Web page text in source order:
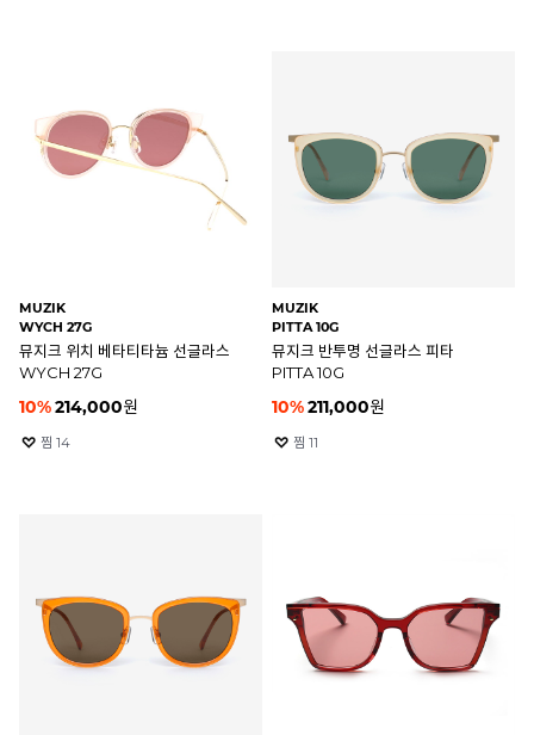
MUZIK
WYCH 27G
뮤지크 위치 베타티타늄 선글라스
WYCH 27G
10%214,000원
찜 14
MUZIK
PITTA 10G
뮤지크 반투명 선글라스 피타
PITTA 10G
10%211,000원
찜 11